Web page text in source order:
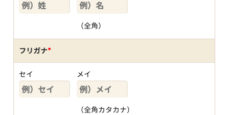
（全角）
フリガナ*
セイ メイ
（全角カタカナ）